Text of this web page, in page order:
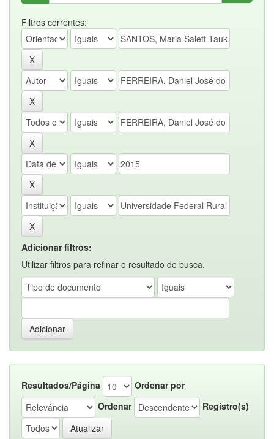
Filtros correntes:
Adicionar filtros:
Utilizar filtros para refinar o resultado de busca.
Resultados/Página
Ordenar por
Ordenar
Registro(s)